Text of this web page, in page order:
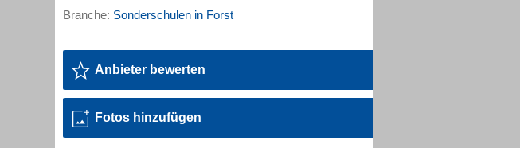
Branche: Sonderschulen in Forst
Anbieter bewerten
Fotos hinzufügen